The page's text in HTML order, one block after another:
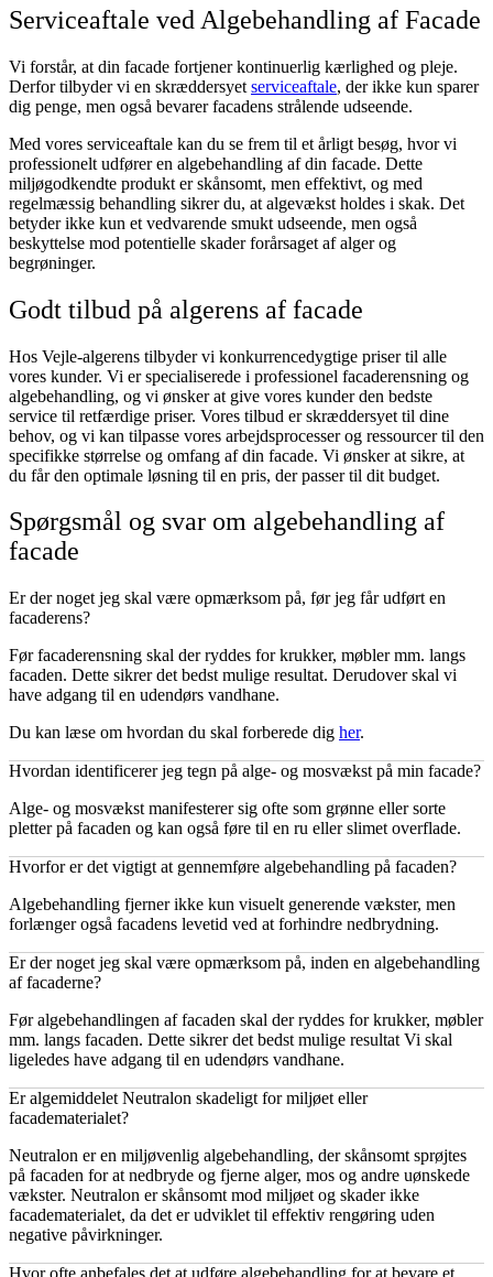
Serviceaftale ved Algebehandling af Facade
Vi forstår, at din facade fortjener kontinuerlig kærlighed og pleje.
Derfor tilbyder vi en skræddersyet serviceaftale, der ikke kun sparer
dig penge, men også bevarer facadens strålende udseende.
Med vores serviceaftale kan du se frem til et årligt besøg, hvor vi
professionelt udfører en algebehandling af din facade. Dette
miljøgodkendte produkt er skånsomt, men effektivt, og med
regelmæssig behandling sikrer du, at algevækst holdes i skak. Det
betyder ikke kun et vedvarende smukt udseende, men også
beskyttelse mod potentielle skader forårsaget af alger og
begrøninger.
Godt tilbud på algerens af facade
Hos Vejle-algerens tilbyder vi konkurrencedygtige priser til alle
vores kunder. Vi er specialiserede i professionel facaderensning og
algebehandling, og vi ønsker at give vores kunder den bedste
service til retfærdige priser. Vores tilbud er skræddersyet til dine
behov, og vi kan tilpasse vores arbejdsprocesser og ressourcer til den
specifikke størrelse og omfang af din facade. Vi ønsker at sikre, at
du får den optimale løsning til en pris, der passer til dit budget.
Spørgsmål og svar om algebehandling af
facade
Er der noget jeg skal være opmærksom på, før jeg får udført en
facaderens?
Før facaderensning skal der ryddes for krukker, møbler mm. langs
facaden. Dette sikrer det bedst mulige resultat. Derudover skal vi
have adgang til en udendørs vandhane.
Du kan læse om hvordan du skal forberede dig her.
Hvordan identificerer jeg tegn på alge- og mosvækst på min facade?
Alge- og mosvækst manifesterer sig ofte som grønne eller sorte
pletter på facaden og kan også føre til en ru eller slimet overflade.
Hvorfor er det vigtigt at gennemføre algebehandling på facaden?
Algebehandling fjerner ikke kun visuelt generende vækster, men
forlænger også facadens levetid ved at forhindre nedbrydning.
Er der noget jeg skal være opmærksom på, inden en algebehandling
af facaderne?
Før algebehandlingen af facaden skal der ryddes for krukker, møbler
mm. langs facaden. Dette sikrer det bedst mulige resultat Vi skal
ligeledes have adgang til en udendørs vandhane.
Er algemiddelet Neutralon skadeligt for miljøet eller
facadematerialet?
Neutralon er en miljøvenlig algebehandling, der skånsomt sprøjtes
på facaden for at nedbryde og fjerne alger, mos og andre uønskede
vækster. Neutralon er skånsomt mod miljøet og skader ikke
facadematerialet, da det er udviklet til effektiv rengøring uden
negative påvirkninger.